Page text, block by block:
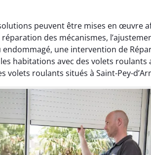
peuvent être mises en œuvre
des mécanismes,
une intervention de
habitations avec des volets roulants
roulants situés à Saint-Pey-